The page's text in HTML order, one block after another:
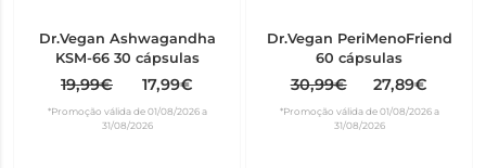
Dr.Vegan Ashwagandha
KSM-66 30 cápsulas
19,99€ 17,99€
*Promoção válida de 01/08/2026 a
31/08/2026
Dr.Vegan PeriMenoFriend
60 cápsulas
30,99€ 27,89€
*Promoção válida de 01/08/2026 a
31/08/2026